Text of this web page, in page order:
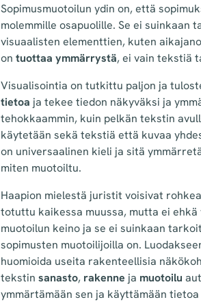
Sopimusmuotoilun ydin on, että
molemmille osapuolille. Se ei suinkaan
visuaalisten elementtien, kuten
on tuottaa ymmärrystä, ei vain tekstiä
Visualisointia on tutkittu paljon ja
tietoa ja tekee tiedon näkyväksi ja
tehokkaammin, kuin pelkän tekstin
käytetään sekä tekstiä että kuvaa
on universaalinen kieli ja sitä
miten muotoiltu.
Haapion mielestä juristit voisivat
totuttu kaikessa muussa, mutta ei
muotoilun keino ja se ei suinkaan
sopimusten muotoilijoilla on.
huomioida useita rakenteellisia
tekstin sanasto, rakenne ja muotoilu
ymmärtämään sen ja käyttämään